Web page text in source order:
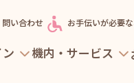
機内・サービス
い合わせ お手伝いが必要